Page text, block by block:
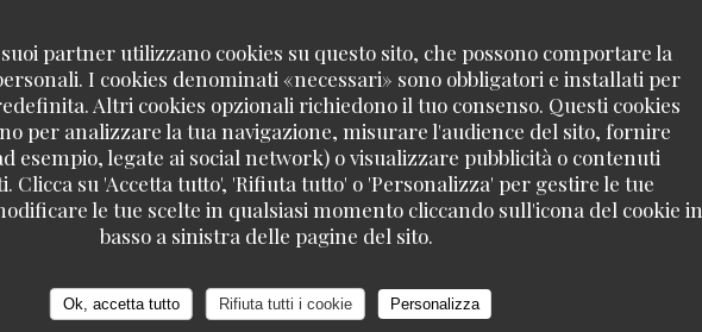
partner utilizzano cookies su questo sito, che possono comportare la
I cookies denominati «necessari» sono obbligatori e installati per
Altri cookies opzionali richiedono il tuo consenso. Questi cookies
per analizzare la tua navigazione, misurare l'audience del sito, fornire
esempio, legate ai social network) o visualizzare pubblicità o contenuti
Clicca su 'Accetta tutto', 'Rifiuta tutto' o 'Personalizza' per gestire le tue
le tue scelte in qualsiasi momento cliccando sull'icona del cookie in
basso a sinistra delle pagine del sito.
Ok, accetta tutto Rifiuta tutti i cookie Personalizza
to tell the guests they only have the table for two hours. And when we
good 30 minutes. Other than that, great ambiance and the rest was perfect
SERVIZIO: 5/5 ATMOSFERA : 5/5 CUCINA: 3/5 QUALITÀ / PREZZO: 3/5